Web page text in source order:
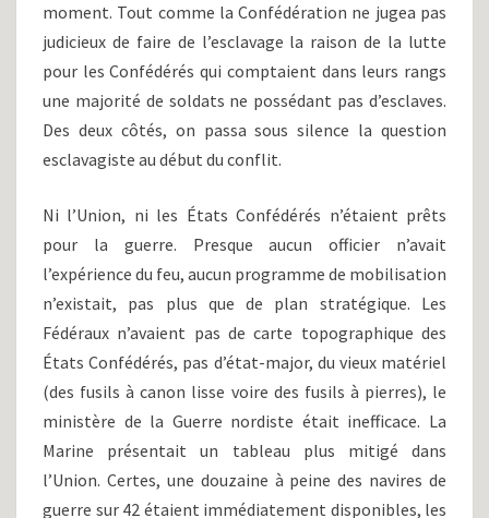
moment. Tout comme la Confédération ne jugea pas
judicieux de faire de l’esclavage la raison de la lutte
pour les Confédérés qui comptaient dans leurs rangs
une majorité de soldats ne possédant pas d’esclaves.
Des deux côtés, on passa sous silence la question
esclavagiste au début du conflit.
Ni l’Union, ni les États Confédérés n’étaient prêts
pour la guerre. Presque aucun officier n’avait
l’expérience du feu, aucun programme de mobilisation
n’existait, pas plus que de plan stratégique. Les
Fédéraux n’avaient pas de carte topographique des
États Confédérés, pas d’état-major, du vieux matériel
(des fusils à canon lisse voire des fusils à pierres), le
ministère de la Guerre nordiste était inefficace. La
Marine présentait un tableau plus mitigé dans
l’Union. Certes, une douzaine à peine des navires de
guerre sur 42 étaient immédiatement disponibles, les